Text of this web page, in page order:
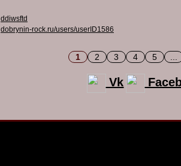
ddiwsftd
dobrynin-rock.ru/users/userID1586
1 2 3 4 5
Vk